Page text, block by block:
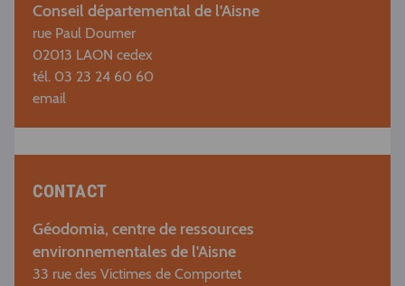
Conseil départemental de l'Aisne
rue Paul Doumer
02013 LAON cedex
tél. 03 23 24 60 60
email
CONTACT
Géodomia, centre de ressources
environnementales de l'Aisne
33 rue des Victimes de Comportet